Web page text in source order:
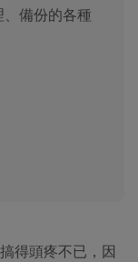
備份的各種
得頭疼不已，因